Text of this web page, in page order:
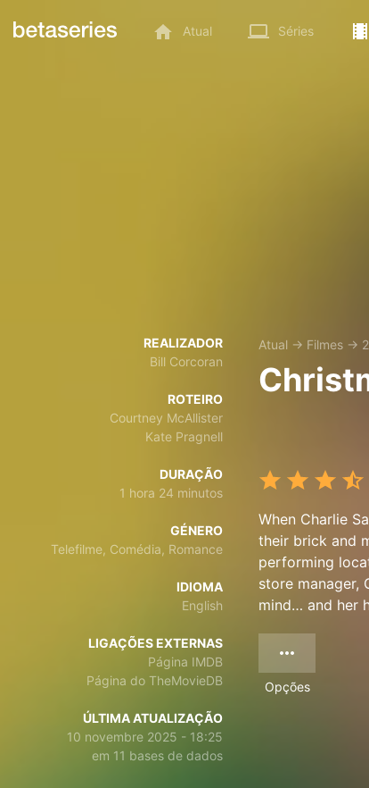
Atual Séries
REALIZADOR
Bill Corcoran
ROTEIRO
Courtney McAllister
Kate Pragnell
DURAÇÃO
1 hora 24 minutos
GÉNERO
Telefilme, Comédia, Romance
IDIOMA
English
LIGAÇÕES EXTERNAS
Página IMDB
Página do TheMovieDB
ÚLTIMA ATUALIZAÇÃO
10 novembre 2025 - 18:25
em 11 bases de dados
Atual → Filmes →
When Charlie
their brick and
performing
store manager,
mind… and her
Opções